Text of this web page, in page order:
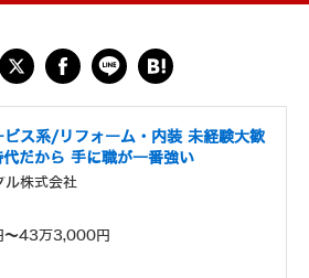
ス系/リフォーム・内装 未経験大歓
だから 手に職が一番強い
ル株式会社
43万3,000円